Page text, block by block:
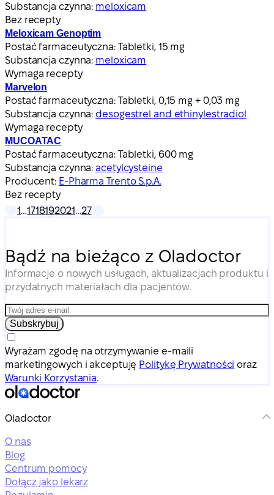
Substancja czynna: meloxicam
Bez recepty
Meloxicam Genoptim
Postać farmaceutyczna: Tabletki, 15 mg
Substancja czynna: meloxicam
Wymaga recepty
Marvelon
Postać farmaceutyczna: Tabletki, 0,15 mg + 0,03 mg
Substancja czynna: desogestrel and ethinylestradiol
Wymaga recepty
MUCOATAC
Postać farmaceutyczna: Tabletki, 600 mg
Substancja czynna:acetylcysteine
Producent: E-Pharma Trento S.p.A.
Bez recepty
1…1718192021…27
Bądź na bieżąco z Oladoctor
Informacje o nowych usługach, aktualizacjach produktu i
przydatnych materiałach dla pacjentów.
Subskrybuj
Wyrażam zgodę na otrzymywanie e-maili
marketingowych i akceptuję Politykę Prywatności oraz
Warunki Korzystania.
Oladoctor
O nas
Blog
Centrum pomocy
Dołącz jako lekarz